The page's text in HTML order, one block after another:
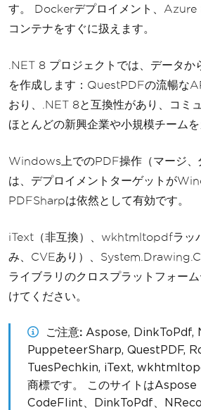
す。 Dockerデプロイメント、
コンテナをすぐに扱えます。
.NET 8 プロジェクトでは、データか
を作成します：QuestPDFの流暢な
おり、.NET 8と互換性があり、コミ
ほとんどの新興企業や小規模チームを
Windows上でのPDF操作（マージ、
は、デプロイメントターゲットが
PDFSharpは依然として有効です。
iText（非互換）、wkhtmltopdfラッ
み、CVEあり）、
ライブラリのクロスプラットフォー
けてください。
ご注意 Aspose, DinkToPdf,
PuppeteerSharp, QuestPDF,
TuesPechkin, iText,
商標です。 このサイトはAspose
CodeFlint、DinkToPdf、NReco